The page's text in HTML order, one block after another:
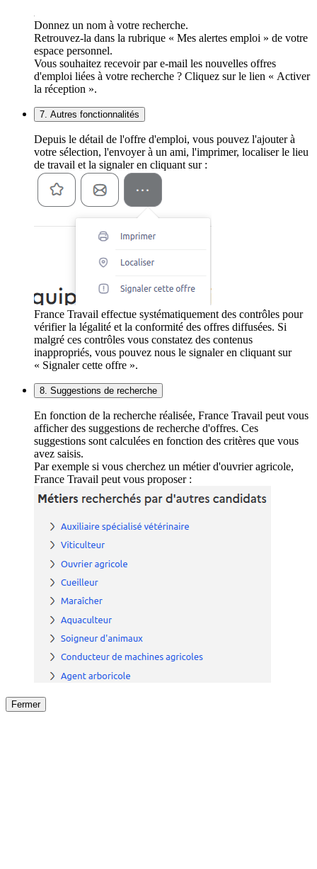
Donnez un nom à votre recherche.
Retrouvez-la dans la rubrique « Mes alertes emploi » de votre
espace personnel.
Vous souhaitez recevoir par e-mail les nouvelles offres
d'emploi liées à votre recherche ? Cliquez sur le lien « Activer
la réception ».
7. Autres fonctionnalités
Depuis le détail de l'offre d'emploi, vous pouvez l'ajouter à
votre sélection, l'envoyer à un ami, l'imprimer, localiser le lieu
de travail et la signaler en cliquant sur :
France Travail effectue systématiquement des contrôles pour
vérifier la légalité et la conformité des offres diffusées. Si
malgré ces contrôles vous constatez des contenus
inappropriés, vous pouvez nous le signaler en cliquant sur
« Signaler cette offre ».
8. Suggestions de recherche
En fonction de la recherche réalisée, France Travail peut vous
afficher des suggestions de recherche d'offres. Ces
suggestions sont calculées en fonction des critères que vous
avez saisis.
Par exemple si vous cherchez un métier d'ouvrier agricole,
France Travail peut vous proposer :
Fermer